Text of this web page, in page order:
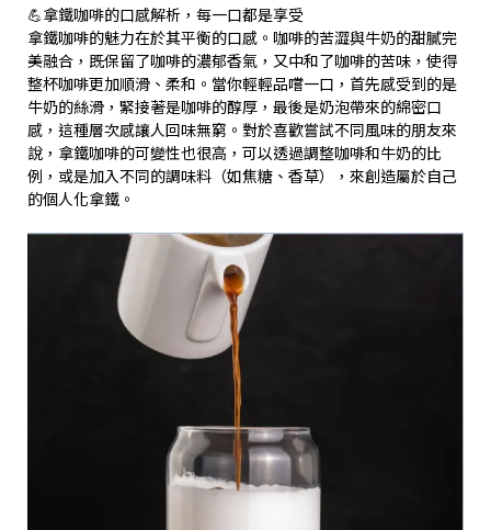
💪拿鐵咖啡的口感解析，每一口都是享受
拿鐵咖啡的魅力在於其平衡的口感。咖啡的苦澀與牛奶的甜膩完
美融合，既保留了咖啡的濃郁香氣，又中和了咖啡的苦味，使得
整杯咖啡更加順滑、柔和。當你輕輕品嚐一口，首先感受到的是
牛奶的絲滑，緊接著是咖啡的醇厚，最後是奶泡帶來的綿密口
感，這種層次感讓人回味無窮。對於喜歡嘗試不同風味的朋友來
說，拿鐵咖啡的可變性也很高，可以透過調整咖啡和牛奶的比
例，或是加入不同的調味料（如焦糖、香草），來創造屬於自己
的個人化拿鐵。